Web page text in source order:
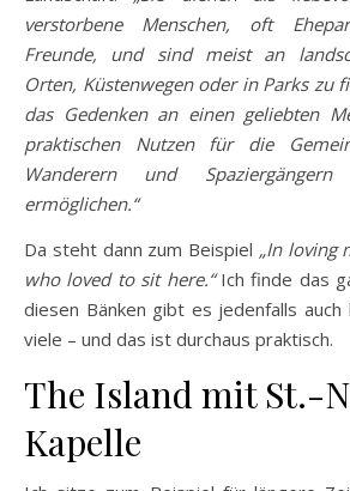
verstorbene Menschen, oft
Freunde, und sind meist an
Orten, Küstenwegen oder in Parks zu
das Gedenken an einen geliebten
praktischen Nutzen für die
Wanderern und
ermöglichen.“
Da steht dann zum Beispiel „In loving
who loved to sit here.“Ich finde das
diesen Bänken gibt es jedenfalls
viele – und das ist durchaus praktisch.
The Island mit St.-
Kapelle